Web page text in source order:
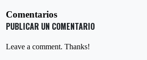
Comentarios
PUBLICAR UN COMENTARIO
Leave a comment. Thanks!